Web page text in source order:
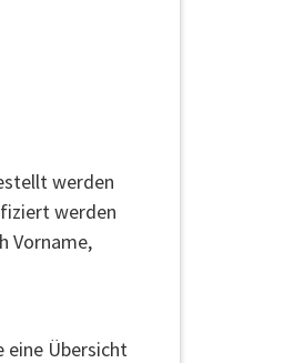
werden
werden
Vorname,
eine Übersicht